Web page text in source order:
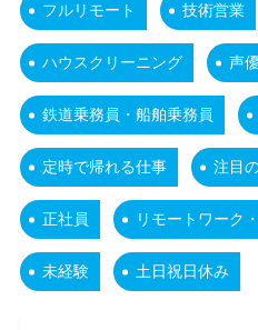
フルリモート 技術営業
ハウスクリーニング 声
鉄道乗務員・船舶乗務員
定時で帰れる仕事 注目
正社員 リモートワーク
未経験 土日祝日休み